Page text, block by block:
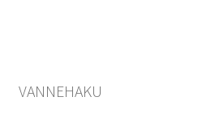
VANNEHAKU